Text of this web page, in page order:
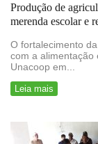
Produção de
merenda escolar e
O fortalecimento
com a alimentação
Unacoop em...
Leia mais